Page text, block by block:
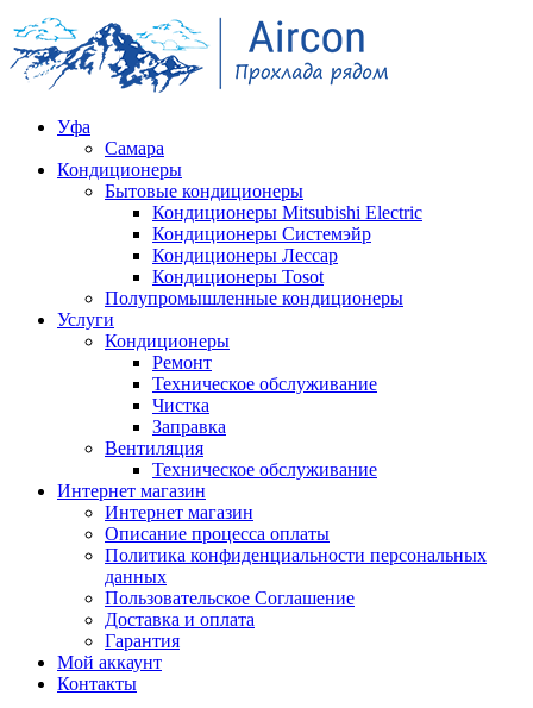
Уфа
Самара
Кондиционеры
Бытовые кондиционеры
Кондиционеры Mitsubishi Electric
Кондиционеры Системэйр
Кондиционеры Лессар
Кондиционеры Tosot
Полупромышленные кондиционеры
Услуги
Кондиционеры
Ремонт
Техническое обслуживание
Чистка
Заправка
Вентиляция
Техническое обслуживание
Интернет магазин
Интернет магазин
Описание процесса оплаты
Политика конфиденциальности персональных
данных
Пользовательское Соглашение
Доставка и оплата
Гарантия
Мой аккаунт
Контакты